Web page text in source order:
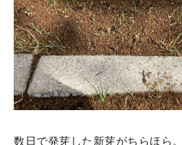
数日で発芽した新芽がちらほら。